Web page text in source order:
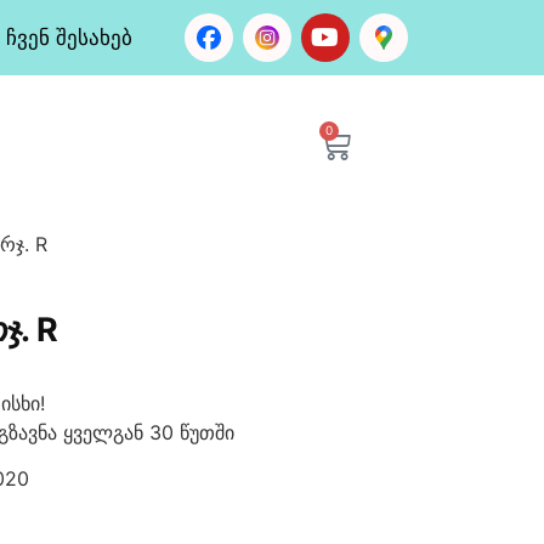
ჩვენ შესახებ
0
R
R
ყველგან 30 წუთში